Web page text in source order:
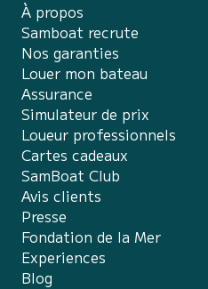
À propos
Samboat recrute
Nos garanties
Louer mon bateau
Assurance
Simulateur de prix
Loueur professionnels
Cartes cadeaux
SamBoat Club
Avis clients
Presse
Fondation de la Mer
Experiences
Blog